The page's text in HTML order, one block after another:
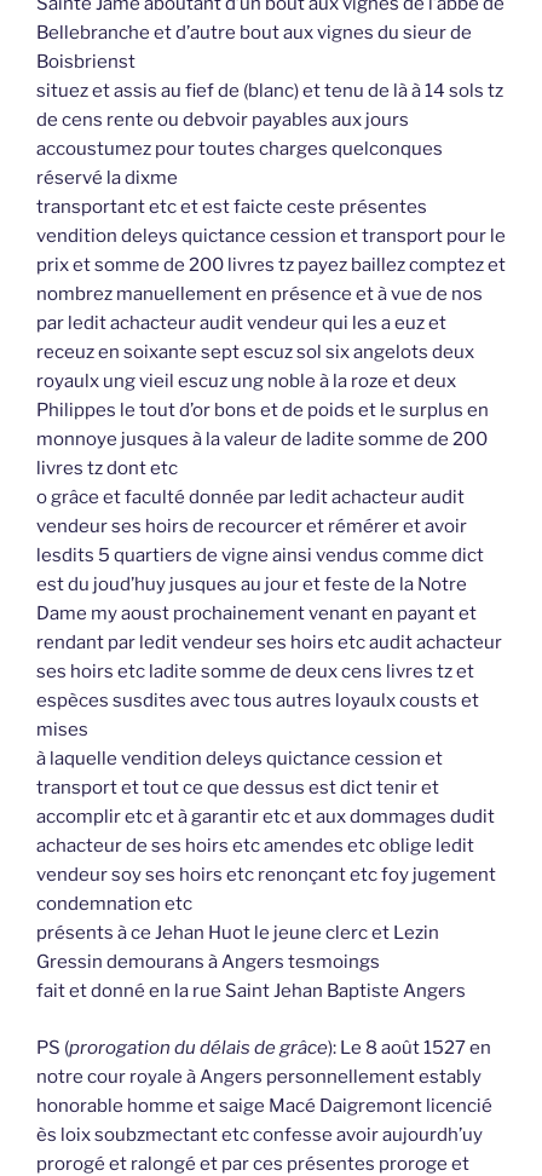
Bellebranche et d’autre bout aux vignes du sieur de
Boisbrienst
situez et assis au fief de (blanc) et tenu de là à 14 sols tz
de cens rente ou debvoir payables aux jours
accoustumez pour toutes charges quelconques
réservé la dixme
transportant etc et est faicte ceste présentes
vendition deleys quictance cession et transport pour le
prix et somme de 200 livres tz payez baillez comptez et
nombrez manuellement en présence et à vue de nos
par ledit achacteur audit vendeur qui les a euz et
receuz en soixante sept escuz sol six angelots deux
royaulx ung vieil escuz ung noble à la roze et deux
Philippes le tout d’or bons et de poids et le surplus en
monnoye jusques à la valeur de ladite somme de 200
livres tz dont etc
o grâce et faculté donnée par ledit achacteur audit
vendeur ses hoirs de recourcer et rémérer et avoir
lesdits 5 quartiers de vigne ainsi vendus comme dict
est du joud’huy jusques au jour et feste de la Notre
Dame my aoust prochainement venant en payant et
rendant par ledit vendeur ses hoirs etc audit achacteur
ses hoirs etc ladite somme de deux cens livres tz et
espèces susdites avec tous autres loyaulx cousts et
mises
à laquelle vendition deleys quictance cession et
transport et tout ce que dessus est dict tenir et
accomplir etc et à garantir etc et aux dommages dudit
achacteur de ses hoirs etc amendes etc oblige ledit
vendeur soy ses hoirs etc renonçant etc foy jugement
condemnation etc
présents à ce Jehan Huot le jeune clerc et Lezin
Gressin demourans à Angers tesmoings
fait et donné en la rue Saint Jehan Baptiste Angers
PS (prorogation du délais de grâce): Le 8 août 1527 en
notre cour royale à Angers personnellement estably
honorable homme et saige Macé Daigremont licencié
ès loix soubzmectant etc confesse avoir aujourdh’uy
prorogé et ralongé et par ces présentes proroge et